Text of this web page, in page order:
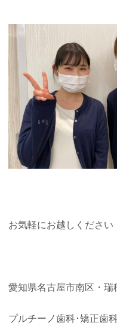
お気軽にお越しください
愛知県名古屋市南区・
プルチーノ歯科･矯正歯